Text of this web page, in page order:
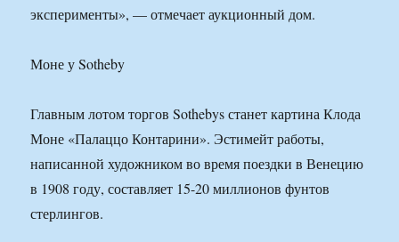
эксперименты», — отмечает аукционный дом.
Моне у Sotheby
Главным лотом торгов Sothebys станет картина Клода
Моне «Палаццо Контарини». Эстимейт работы,
написанной художником во время поездки в Венецию
в 1908 году, составляет 15-20 миллионов фунтов
стерлингов.